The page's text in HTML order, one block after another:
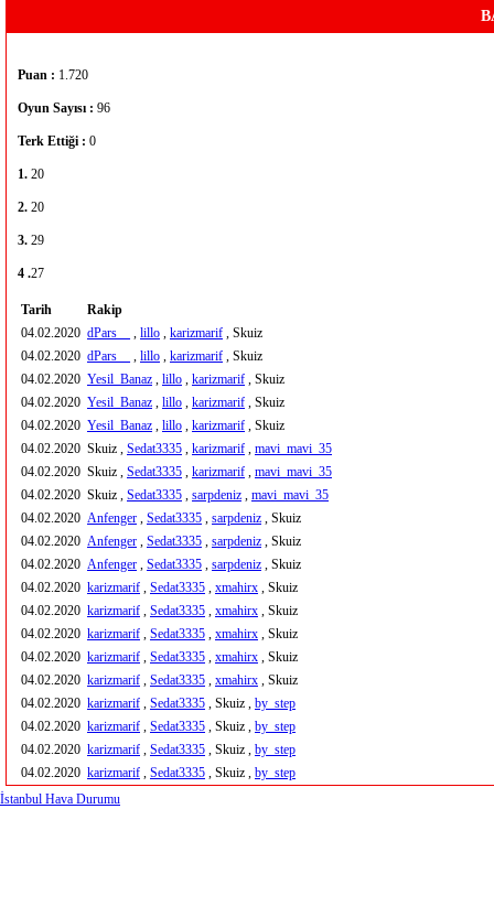
Puan : 1.720
Oyun Sayısı : 96
Terk Ettiği : 0
1. 20
2. 20
3. 29
4 .27
Tarih
Rakip
04.02.2020 dPars__ , lillo , karizmarif , Skuiz
04.02.2020 dPars__ , lillo , karizmarif , Skuiz
04.02.2020 Yesil_Banaz , lillo , karizmarif , Skuiz
04.02.2020 Yesil_Banaz , lillo , karizmarif , Skuiz
04.02.2020 Yesil_Banaz , lillo , karizmarif , Skuiz
04.02.2020 Skuiz , Sedat3335 , karizmarif , mavi_mavi_35
04.02.2020 Skuiz , Sedat3335 , karizmarif , mavi_mavi_35
04.02.2020 Skuiz , Sedat3335 , sarpdeniz , mavi_mavi_35
04.02.2020 Anfenger , Sedat3335 , sarpdeniz , Skuiz
04.02.2020 Anfenger , Sedat3335 , sarpdeniz , Skuiz
04.02.2020 Anfenger , Sedat3335 , sarpdeniz , Skuiz
04.02.2020 karizmarif , Sedat3335 , xmahirx , Skuiz
04.02.2020 karizmarif , Sedat3335 , xmahirx , Skuiz
04.02.2020 karizmarif , Sedat3335 , xmahirx , Skuiz
04.02.2020 karizmarif , Sedat3335 , xmahirx , Skuiz
04.02.2020 karizmarif , Sedat3335 , xmahirx , Skuiz
04.02.2020 karizmarif , Sedat3335 , Skuiz , by_step
04.02.2020 karizmarif , Sedat3335 , Skuiz , by_step
04.02.2020 karizmarif , Sedat3335 , Skuiz , by_step
04.02.2020 karizmarif , Sedat3335 , Skuiz , by_step
İstanbul Hava Durumu